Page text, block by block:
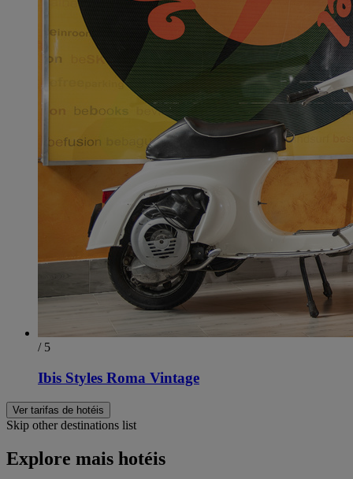
/ 5
Ibis Styles Roma Vintage
Ver tarifas de hotéis
Skip other destinations list
Explore mais hotéis